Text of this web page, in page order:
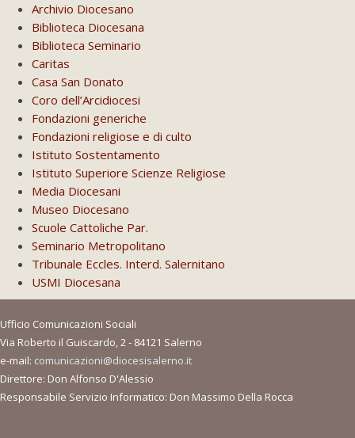
Archivio Diocesano
Biblioteca Diocesana
Biblioteca Seminario
Caritas
Casa San Donato
Coro dell’Arcidiocesi
Fondazioni generiche
Fondazioni religiose e di culto
Istituto Sostentamento
Istituto Superiore Scienze Religiose
Media Diocesani
Museo Diocesano
Scuole Cattoliche Par.
Seminario Metropolitano
Tribunale Eccles. Interd. Salernitano
USMI Diocesana
Ufficio Comunicazioni Sociali
Via Roberto il Guiscardo, 2 - 84121 Salerno
e-mail: comunicazioni@diocesisalerno.it
Direttore: Don Alfonso D'Alessio
Responsabile Servizio Informatico: Don Massimo Della Rocca